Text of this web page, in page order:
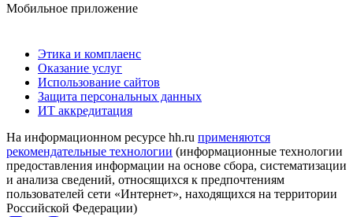
Мобильное приложение
Этика и комплаенс
Оказание услуг
Использование сайтов
Защита персональных данных
ИТ аккредитация
На информационном ресурсе hh.ru применяются
рекомендательные технологии (информационные технологии
предоставления информации на основе сбора, систематизации
и анализа сведений, относящихся к предпочтениям
пользователей сети «Интернет», находящихся на территории
Российской Федерации)